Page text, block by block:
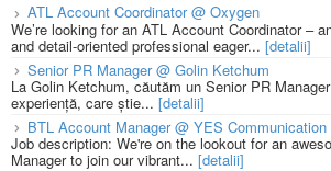
ATL Account Coordinator @ Oxygen
We’re looking for an ATL Account Coordinator –
and detail-oriented professional eager... [detalii]
Senior PR Manager @ Golin Ketchum
La Golin Ketchum, căutăm un Senior PR
experiență, care știe... [detalii]
BTL Account Manager @ YES Communication
Job description: We're on the lookout for an
Manager to join our vibrant... [detalii]